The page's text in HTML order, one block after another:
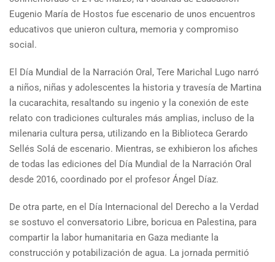
Eugenio María de Hostos fue escenario de unos encuentros
educativos que unieron cultura, memoria y compromiso
social.
El Día Mundial de la Narración Oral, Tere Marichal Lugo narró
a niños, niñas y adolescentes la historia y travesía de Martina
la cucarachita, resaltando su ingenio y la conexión de este
relato con tradiciones culturales más amplias, incluso de la
milenaria cultura persa, utilizando en la Biblioteca Gerardo
Sellés Solá de escenario. Mientras, se exhibieron los afiches
de todas las ediciones del Día Mundial de la Narración Oral
desde 2016, coordinado por el profesor Ángel Díaz.
De otra parte, en el Día Internacional del Derecho a la Verdad
se sostuvo el conversatorio Libre, boricua en Palestina, para
compartir la labor humanitaria en Gaza mediante la
construcción y potabilización de agua. La jornada permitió